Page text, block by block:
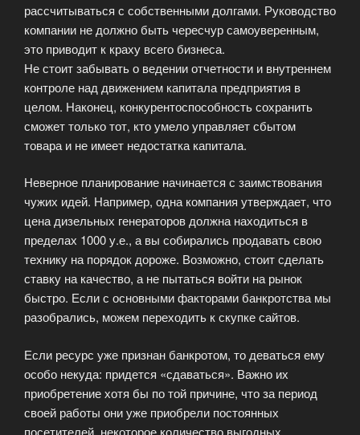
рассчитываться с собственными долгами. Руководство
компании не должно быть чересчур самоуверенным,
это приводит к краху всего бизнеса.
Не стоит забывать о ведении отчетности и внутреннем
контроле над движением капитала предприятия в
целом. Наконец, конкурентоспособность сохранить
сможет только тот, кто умело управляет сбытом
товара и не имеет недостатка капитала.
Неверное планирование начинается с заимствования
чужих идей. Например, одна компания утверждает, что
цена дизельных генераторов должна находиться в
пределах 1000 у.е., а вы собирались продавать свою
технику на порядок дороже. Возможно, стоит сделать
ставку на качество, а не пытаться войти на рынок
быстро. Если с основными факторами банкротства мы
разобрались, можем переходить к скупке сайтов.
Если ресурс уже признан банкротом, то деваться ему
особо некуда: придется «сдаваться». Важно их
приобретение хотя бы по той причине, что за период
своей работы они уже приобрели постоянных
посетителей, некоторое количество выгодных